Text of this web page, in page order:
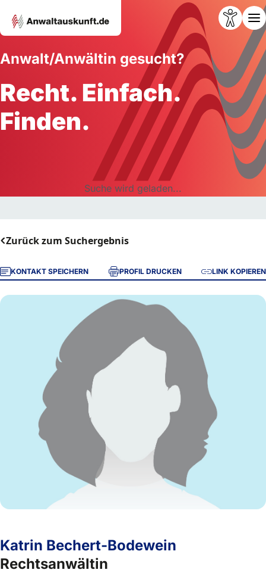
Anwalt/Anwältin gesucht?
Recht. Einfach.
Finden.
Suche wird geladen...
Zurück zum Suchergebnis
KONTAKT SPEICHERN PROFIL DRUCKEN LINK KOPIEREN
Katrin Bechert-Bodewein
Rechtsanwältin